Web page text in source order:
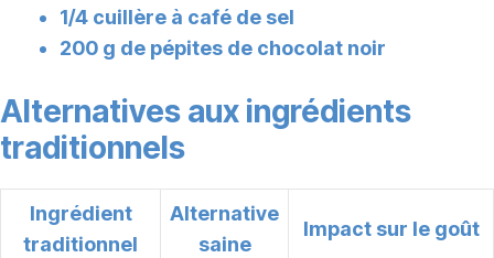
1/4 cuillère à café de sel
200 g de pépites de chocolat noir
Alternatives aux ingrédients
traditionnels
Ingrédient
traditionnel
Alternative
saine
Impact sur le goût